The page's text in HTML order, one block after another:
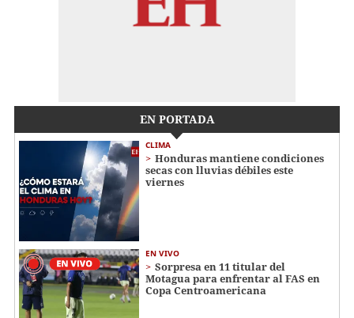
EN PORTADA
CLIMA
Honduras mantiene condiciones
secas con lluvias débiles este
viernes
EN VIVO
Sorpresa en 11 titular del
Motagua para enfrentar al FAS en
Copa Centroamericana